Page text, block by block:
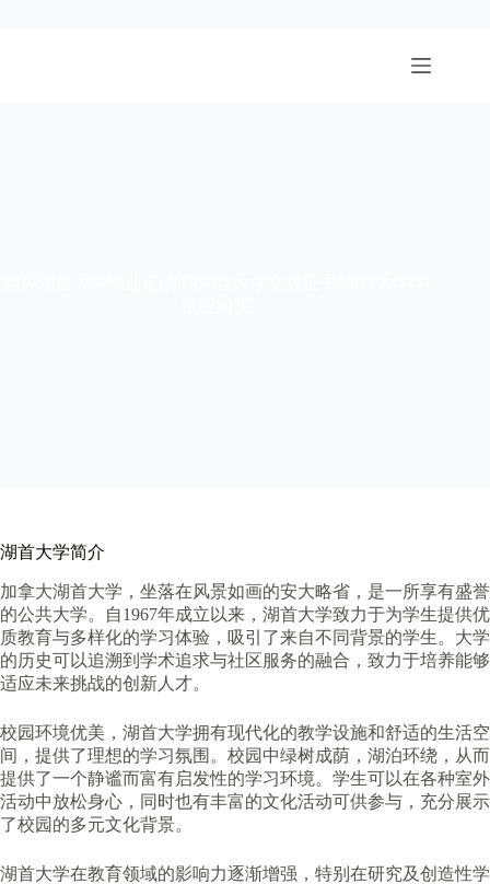
湖首大学简介
加拿大湖首大学，坐落在风景如画的安大略省，是一所享有盛誉
的公共大学。自1967年成立以来，湖首大学致力于为学生提供优
质教育与多样化的学习体验，吸引了来自不同背景的学生。大学
的历史可以追溯到学术追求与社区服务的融合，致力于培养能够
适应未来挑战的创新人才。
校园环境优美，湖首大学拥有现代化的教学设施和舒适的生活空
间，提供了理想的学习氛围。校园中绿树成荫，湖泊环绕，从而
提供了一个静谧而富有启发性的学习环境。学生可以在各种室外
活动中放松身心，同时也有丰富的文化活动可供参与，充分展示
了校园的多元文化背景。
湖首大学在教育领域的影响力逐渐增强，特别在研究及创造性学